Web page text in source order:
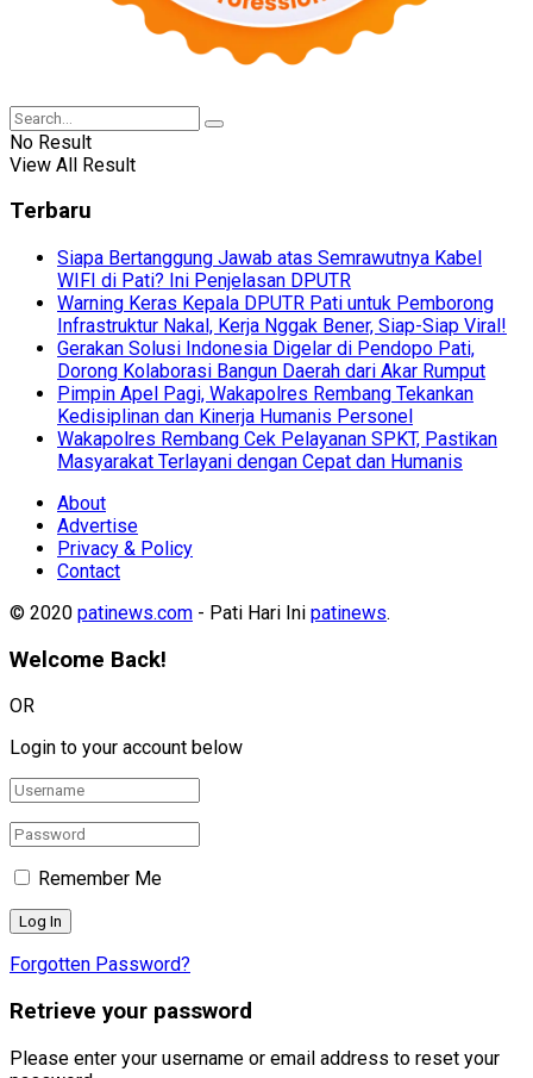
No Result
View All Result
Terbaru
Siapa Bertanggung Jawab atas Semrawutnya Kabel
WIFI di Pati? Ini Penjelasan DPUTR
Warning Keras Kepala DPUTR Pati untuk Pemborong
Infrastruktur Nakal, Kerja Nggak Bener, Siap-Siap Viral!
Gerakan Solusi Indonesia Digelar di Pendopo Pati,
Dorong Kolaborasi Bangun Daerah dari Akar Rumput
Pimpin Apel Pagi, Wakapolres Rembang Tekankan
Kedisiplinan dan Kinerja Humanis Personel
Wakapolres Rembang Cek Pelayanan SPKT, Pastikan
Masyarakat Terlayani dengan Cepat dan Humanis
About
Advertise
Privacy & Policy
Contact
© 2020 patinews.com - Pati Hari Ini patinews.
Welcome Back!
OR
Login to your account below
Remember Me
Forgotten Password?
Retrieve your password
Please enter your username or email address to reset your